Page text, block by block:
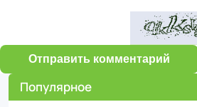
Отправить комментарий
Популярное